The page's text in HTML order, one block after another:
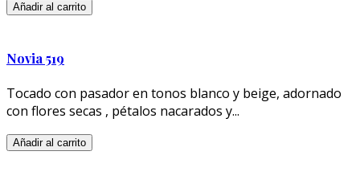
Añadir al carrito
Novia 519
Tocado con pasador en tonos blanco y beige, adornado
con flores secas , pétalos nacarados y...
Añadir al carrito